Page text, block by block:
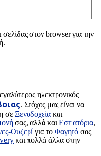
στον browser για την
ηλεκτρονικός
. Στόχος μας είναι να
σε Ξενοδοχεία και
σας, αλλά και Εστιατόρια,
Ουζερί για το Φαγητό σας
και πολλά άλλα στην